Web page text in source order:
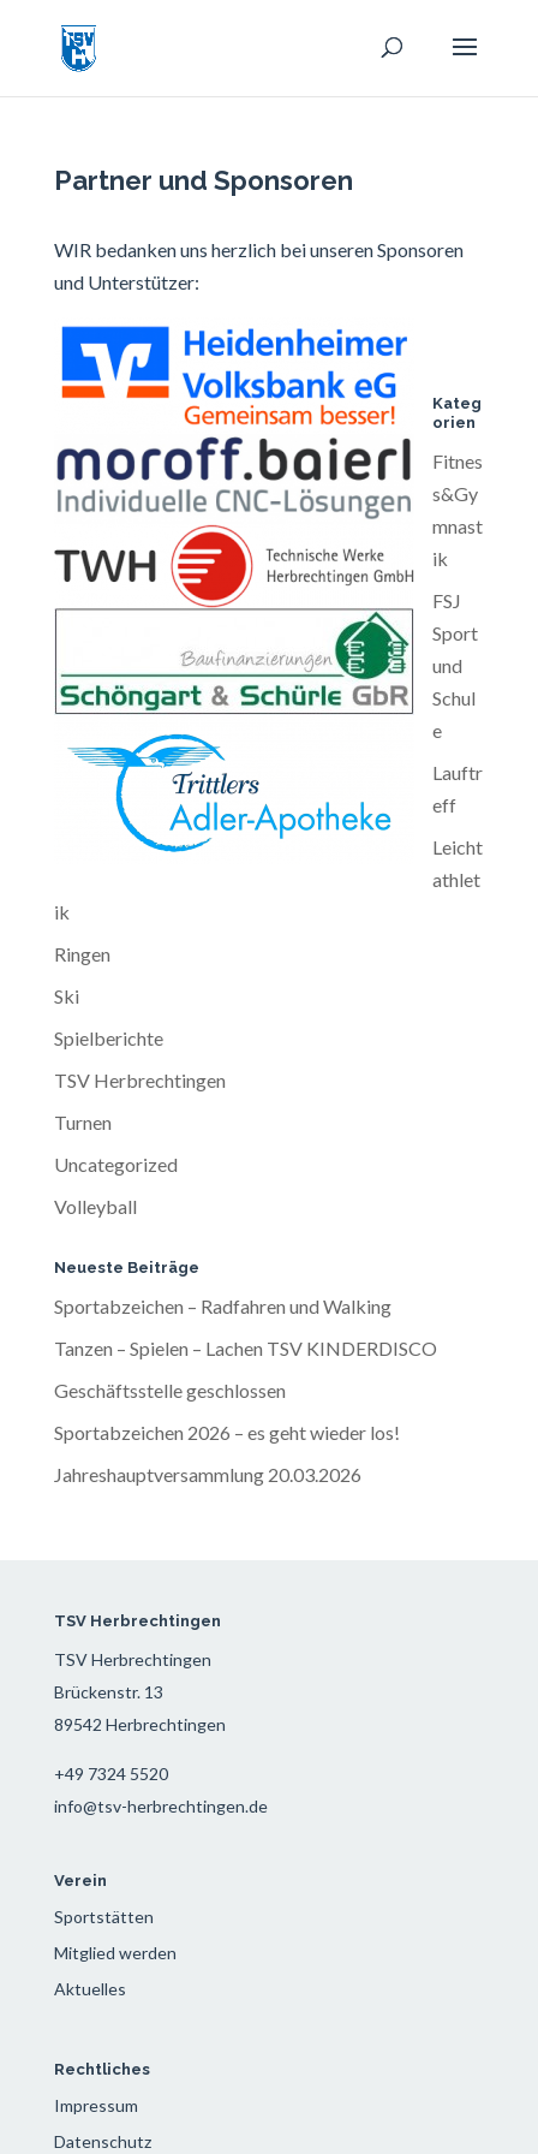
Partner und Sponsoren
WIR bedanken uns herzlich bei unseren Sponsoren
und Unterstützer:
Kateg
orien
Fitnes
s&Gy
mnast
ik
FSJ
Sport
und
Schul
e
Lauftr
eff
Leicht
athlet
ik
Ringen
Ski
Spielberichte
TSV Herbrechtingen
Turnen
Uncategorized
Volleyball
Neueste Beiträge
Sportabzeichen – Radfahren und Walking
Tanzen – Spielen – Lachen TSV KINDERDISCO
Geschäftsstelle geschlossen
Sportabzeichen 2026 – es geht wieder los!
Jahreshauptversammlung 20.03.2026
TSV Herbrechtingen
TSV Herbrechtingen
Brückenstr. 13
89542 Herbrechtingen
+49 7324 5520
info@tsv-herbrechtingen.de
Verein
Sportstätten
Mitglied werden
Aktuelles
Rechtliches
Impressum
Datenschutz